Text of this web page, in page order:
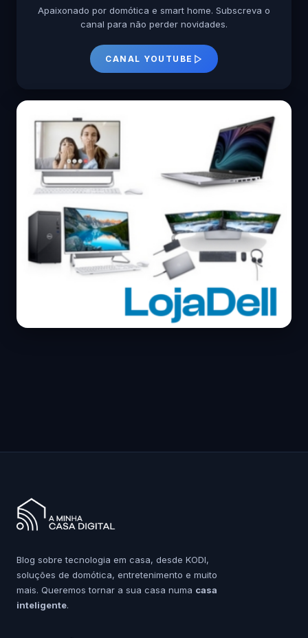
Apaixonado por domótica e smart home. Subscreva o
canal para não perder novidades.
CANAL YOUTUBE
Blog sobre tecnologia em casa, desde KODI,
soluções de domótica, entretenimento e muito
mais. Queremos tornar a sua casa numa casa
inteligente.